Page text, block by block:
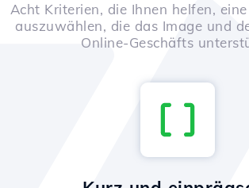
Acht Kriterien, die Ihnen helfen,
auszuwählen, die das Image und
Online-Geschäfts